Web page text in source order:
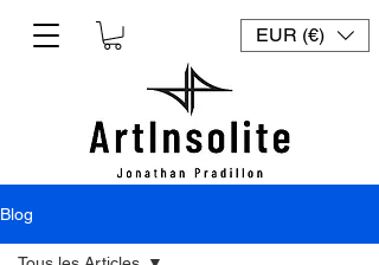
EUR (€)
Blog